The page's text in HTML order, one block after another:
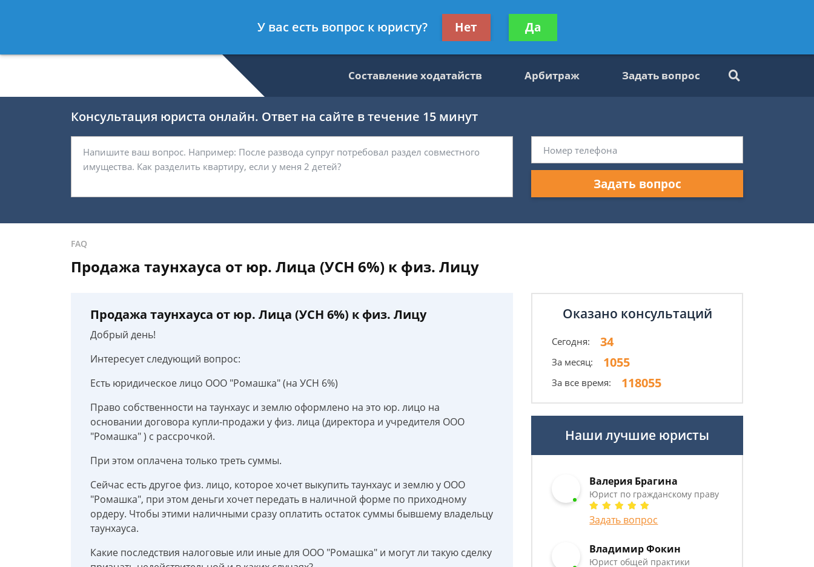
- Юрист по гражданскому праву
Получите консультацию
бесплатно
Составление ходатайств Арбитраж Задать вопрос
Консультация юриста онлайн. Ответ на сайте в течение 15 минут
Задать вопрос
FAQ
Продажа таунхауса от юр. Лица (УСН 6%) к физ. Лицу
Продажа таунхауса от юр. Лица (УСН 6%) к физ. Лицу
Добрый день!
Интересует следующий вопрос:
Есть юридическое лицо ООО "Ромашка" (на УСН 6%)
Право собственности на таунхаус и землю оформлено на это юр. лицо на
основании договора купли-продажи у физ. лица (директора и учредителя ООО
"Ромашка" ) с рассрочкой.
При этом оплачена только треть суммы.
Сейчас есть другое физ. лицо, которое хочет выкупить таунхаус и землю у ООО
"Ромашка", при этом деньги хочет передать в наличной форме по приходному
ордеру. Чтобы этими наличными сразу оплатить остаток суммы бывшему владельцу
таунхауса.
Какие последствия налоговые или иные для ООО "Ромашка" и могут ли такую сделку
Оказано консультаций
Сегодня: 34
За месяц: 1055
За все время: 118055
Наши лучшие юристы
Валерия Брагина
Юрист по гражданскому праву
Задать вопрос
Владимир Фокин
Юрист общей практики
У вас есть вопрос к юристу? Нет Да